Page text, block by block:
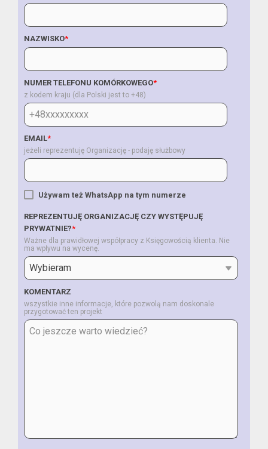
NAZWISKO*
NUMER TELEFONU KOMÓRKOWEGO*
z kodem kraju (dla Polski jest to +48)
EMAIL*
jeżeli reprezentuję Organizację - podaję służbowy
Używam też WhatsApp na tym numerze
REPREZENTUJĘ ORGANIZACJĘ CZY WYSTĘPUJĘ
PRYWATNIE?*
Ważne dla prawidłowej współpracy z Księgowością klienta. Nie
ma wpływu na wycenę.
KOMENTARZ
wszystkie inne informacje, które pozwolą nam doskonale
przygotować ten projekt